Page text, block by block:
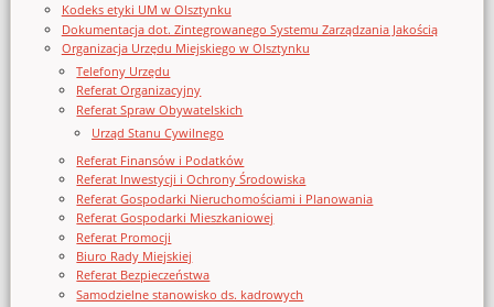
Kodeks etyki UM w Olsztynku
Dokumentacja dot. Zintegrowanego Systemu Zarządzania Jakością
Organizacja Urzędu Miejskiego w Olsztynku
Telefony Urzędu
Referat Organizacyjny
Referat Spraw Obywatelskich
Urząd Stanu Cywilnego
Referat Finansów i Podatków
Referat Inwestycji i Ochrony Środowiska
Referat Gospodarki Nieruchomościami i Planowania
Referat Gospodarki Mieszkaniowej
Referat Promocji
Biuro Rady Miejskiej
Referat Bezpieczeństwa
Samodzielne stanowisko ds. kadrowych